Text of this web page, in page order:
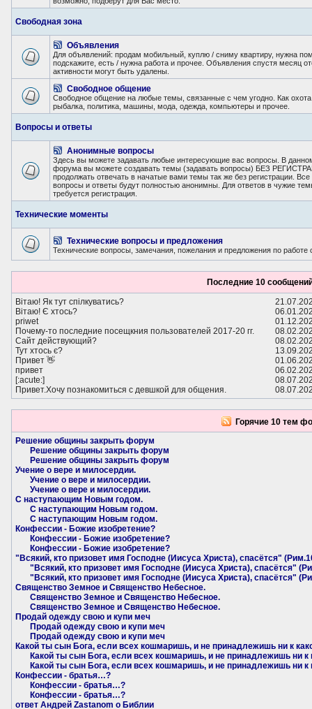
Свободная зона
Объявления
Для объявлений: продам мобильный, куплю / сниму квартиру, нужна
подскажите, есть / нужна работа и прочее. Объявления спустя месяц
активности могут быть удалены.
Свободное общение
Свободное общение на любые темы, связанные с чем угодно. Как
рыбалка, политика, машины, мода, одежда, компьютеры и прочее.
Вопросы и ответы
Анонимные вопросы
Здесь вы можете задавать любые интересующие вас вопросы. В
форума вы можете создавать темы (задавать вопросы) БЕЗ
продолжать отвечать в начатые вами темы так же без регистрации.
вопросы и ответы будут полностью анонимны. Для ответов в чужие
требуется регистрация.
Технические моменты
Технические вопросы и предложения
Технические вопросы, замечания, пожелания и предложения по работе
Последние 10
Вітаю! Як тут спілкуватись?
Вітаю! Є хтось?
priwet
Почему-то последние посещкния пользователей 2017-20 гг.
Сайт действующий?
Тут хтось є?
Привет 👋
привет
[:acute:]
Привет.Хочу познакомиться с девшкой для общения.
Горячие 10 тем
Решение общины закрыть форум
Решение общины закрыть форум
Решение общины закрыть форум
Учение о вере и милосердии.
Учение о вере и милосердии.
Учение о вере и милосердии.
С наступающим Новым годом.
С наступающим Новым годом.
С наступающим Новым годом.
Конфессии - Божие изобретение?
Конфессии - Божие изобретение?
Конфессии - Божие изобретение?
"Всякий, кто призовет имя Господне (Иисуса Христа), спасётся"
"Всякий, кто призовет имя Господне (Иисуса Христа), спасётся"
"Всякий, кто призовет имя Господне (Иисуса Христа), спасётся"
Священство Земное и Священство Небесное.
Священство Земное и Священство Небесное.
Священство Земное и Священство Небесное.
Продай одежду свою и купи меч
Продай одежду свою и купи меч
Продай одежду свою и купи меч
Какой ты сын Бога, если всех кошмаришь, и не принадлежишь ни к
Какой ты сын Бога, если всех кошмаришь, и не принадлежишь ни к
Какой ты сын Бога, если всех кошмаришь, и не принадлежишь ни к
Конфессии - братья…?
Конфессии - братья…?
Конфессии - братья…?
ответ Андрей Zastanom о Библии